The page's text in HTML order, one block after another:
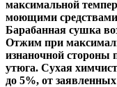
максимальной
моющими средствами
Барабанная сушка
Отжим при
изнаночной стороны
утюга. Сухая
до 5%, от